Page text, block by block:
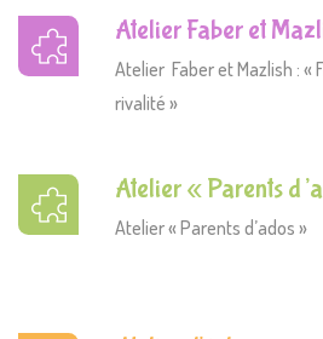
Atelier Faber et
Atelier Faber et Mazlish : «
rivalité »
Atelier « Parents
Atelier « Parents d’ados »